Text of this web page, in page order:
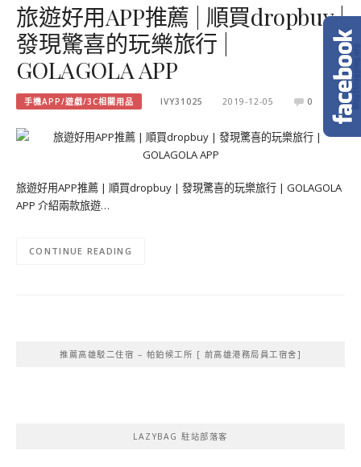
旅遊好用APP推薦 | 順買dropbuy |
發現驚喜的玩樂旅行 |
GOLAGOLA APP
手機APP/遊戲/3C相關用品 IVY31025 2019-12-05 0
旅遊好用APP推薦 | 順買dropbuy | 發現驚喜的玩樂旅行 | GOLAGOLA
APP 介紹兩款旅遊…
CONTINUE READING
推薦高雄駁二住宿 – 帕鉑候工所 [ 前高雄港務局員工宿舍]
LAZYBAG 駐站部落客